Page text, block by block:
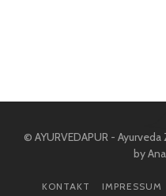
© AYURVEDAPUR -
by
KONTAKT IMPRESSUM